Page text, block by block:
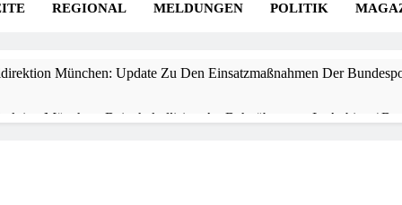
REGIONAL MELDUNGEN POLITIK
München: Update Zu Den Einsatzmaßnahmen Der
München: Beinahekollision An Bahnübergang In Aubing /
München: Couragierte Zeugen Halten Tatverdächtigen Fest /